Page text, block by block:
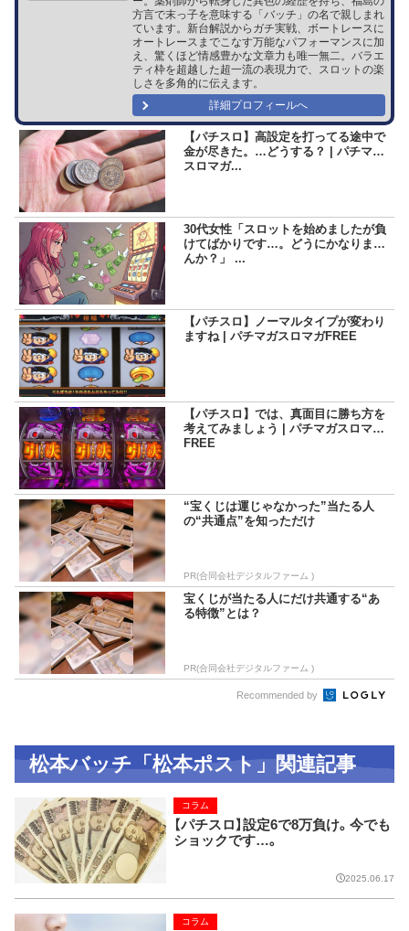
方言で末っ子を意味する「バッチ」の名で親しまれ
ています。新台解説からガチ実戦、ボートレースに
オートレースまでこなす万能なパフォーマンスに加
え、驚くほど情感豊かな文章力も唯一無二。バラエ
ティ枠を超越した超一流の表現力で、スロットの楽
しさを多角的に伝えます。
詳細プロフィールへ
【パチスロ】高設定を打ってる途中で
金が尽きた。…どうする？ | パチマガ
スロマガ...
30代女性「スロットを始めましたが負
けてばかりです…。どうにかなりませ
んか？」 ...
【パチスロ】ノーマルタイプが変わり
ますね | パチマガスロマガFREE
【パチスロ】では、真面目に勝ち方を
考えてみましょう | パチマガスロマガ
FREE
“宝くじは運じゃなかった”当たる人
の“共通点”を知っただけ
PR(合同会社デジタルファーム )
宝くじが当たる人にだけ共通する“あ
る特徴”とは？
PR(合同会社デジタルファーム )
Recommended by
松本バッチ「松本ポスト」関連記事
【パチスロ】設定6で8万負け。今でも
ショックです…。
コラム
2025.06.17
コラム